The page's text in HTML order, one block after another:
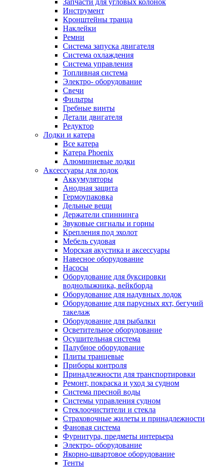
Запчасти для угловых колонок
Инструмент
Кронштейны транца
Наклейки
Ремни
Система запуска двигателя
Система охлаждения
Система управления
Топливная система
Электро- оборудование
Свечи
Фильтры
Гребные винты
Детали двигателя
Редуктор
Лодки и катера
Все катера
Катера Phoenix
Алюминиевые лодки
Аксессуары для лодок
Аккумуляторы
Анодная защита
Гермоупаковка
Дельные вещи
Держатели спиннинга
Звуковые сигналы и горны
Крепления под эхолот
Мебель судовая
Морская акустика и аксессуары
Навесное оборудование
Насосы
Оборудование для буксировки
воднолыжника, вейкборда
Оборудование для надувных лодок
Оборудование для парусных яхт, бегучий
такелаж
Оборудование для рыбалки
Осветительное оборудование
Осушительная система
Палубное оборудование
Плиты транцевые
Приборы контроля
Принадлежности для транспортировки
Ремонт, покраска и уход за судном
Система пресной воды
Системы управления судном
Стеклоочистители и стекла
Страховочные жилеты и принадлежности
Фановая система
Фурнитура, предметы интерьера
Электро- оборудование
Якорно-швартовое оборудование
Тенты